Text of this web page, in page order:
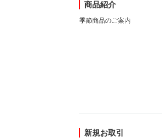
商品紹介
季節商品のご案内
新規お取引